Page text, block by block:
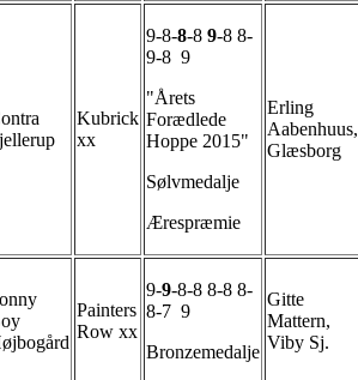
Kubrick
xx
9-8-8-8 9-8 8-
9-8 9
"Årets
Forædlede
Hoppe 2015"
Sølvmedalje
Ærespræmie
Erling
Aabenhuus,
Glæsborg
Painters
Row xx
9-9-8-8 8-8 8-
8-7 9
Bronzemedalje
Gitte
Mattern,
Viby Sj.